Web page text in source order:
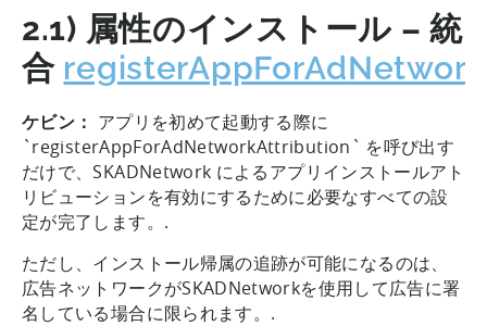
2.1) 属性のインストール – 統
合
ケビン： アプリを初めて起動する際に
`registerAppForAdNetworkAttribution` を呼び出す
だけで、SKADNetwork によるアプリインストールアト
リビューションを有効にするために必要なすべての設
定が完了します。.
ただし、インストール帰属の追跡が可能になるのは、
広告ネットワークがSKADNetworkを使用して広告に署
名している場合に限られます。.